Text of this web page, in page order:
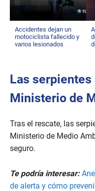
Accidentes dejan un
motociclista fallecido y
varios lesionados
Las serpientes
Ministerio de
Tras el rescate, las
Ministerio de Medio
seguro.
Te podría interesar:
de alerta y cómo